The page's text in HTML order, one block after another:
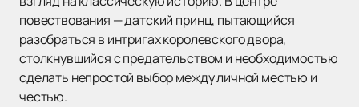
повествования — датский принц, пытающийся
разобраться в интригах королевского двора,
столкнувшийся с предательством и необходимостью
сделать непростой выбор между личной местью и
честью.